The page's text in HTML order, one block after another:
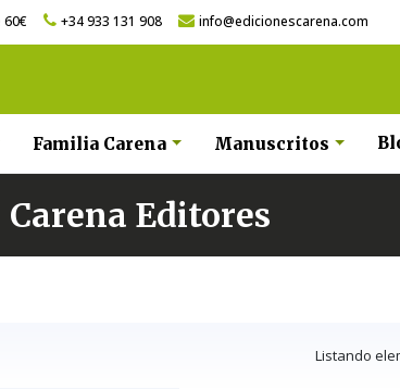
+34 933 131 908 info@edicionescarena.com
Familia Carena Manuscritos
Carena Editores
Listando